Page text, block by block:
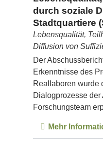
durch soziale
Stadtquartiere
Lebensqualität,
Diffusion von
Der
Erkenntnisse des
Reallaboren wurde
Dialogprozesse der
Forschungsteam
Mehr